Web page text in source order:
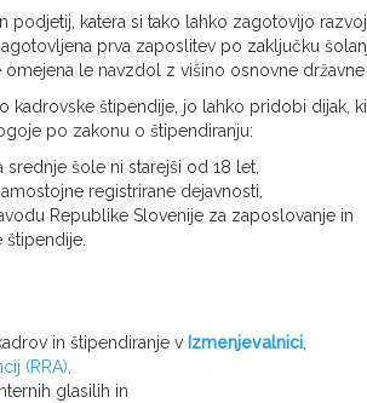
katera si tako lahko zagotovijo
prva zaposlitev po zaključku
omejena le navzdol z višino osnovne
kadrovske štipendije, jo lahko pridobi dijak,
po zakonu o štipendiranju:
šole ni starejši od 18 let,
registrirane dejavnosti,
Republike Slovenije za zaposlovanje in
in štipendiranje v Izmenjevalnici
(RRA),
glasilih in